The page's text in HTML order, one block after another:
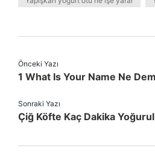
Önceki Yazı
1 What Is Your Name Ne
Sonraki Yazı
Çiğ Köfte Kaç Dakika